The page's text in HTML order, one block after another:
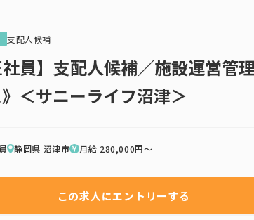
支配人候補
社員】支配人候補／施設運営管
＜サニーライフ沼津＞
静岡県 沼津市 月給 280,000円〜
この求人にエントリーする